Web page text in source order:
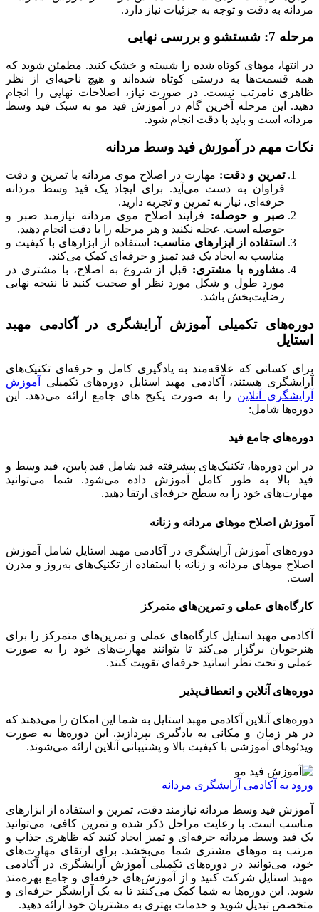
مردانه به دقت و توجه به جزئیات نیاز دارد.
مرحله 7: شستشو و بررسی نهایی
در انتها، موهای کوتاه شده را شسته و خشک کنید. مطمئن شوید که
همه قسمت‌ها به درستی کوتاه شده‌اند و هیچ ناحیه‌ای از نظر
ظاهری نامرتب نیست. در صورت نیاز، اصلاحات نهایی را انجام
دهید. این مرحله آخرین گام در آموزش فید مو به سبک فید وسط
مردانه است و باید با دقت انجام شود.
نکات مهم در آموزش فید وسط مردانه
تمرین و دقت: مهارت در اصلاح موی مردانه با تمرین و دقت
فراوان به دست می‌آید. برای ایجاد یک فید وسط مردانه
حرفه‌ای، نیاز به تمرین و تجربه دارید.
صبر و حوصله: فرآیند اصلاح موی مردانه نیازمند صبر و
حوصله است. عجله نکنید و هر مرحله را با دقت انجام دهید.
استفاده از ابزارهای مناسب: استفاده از ابزارهای با کیفیت و
مناسب به ایجاد یک فید تمیز و حرفه‌ای کمک می‌کند.
مشاوره با مشتری: قبل از شروع به اصلاح، با مشتری در
مورد طول و شکل مورد نظر او صحبت کنید تا نتیجه نهایی
رضایت‌بخش باشد.
دوره‌های تکمیلی آموزش آرایشگری در آکادمی مهبد
استایل
برای کسانی که علاقه‌مند به یادگیری کامل و حرفه‌ای تکنیک‌های
آرایشگری هستند، آکادمی مهبد استایل دوره‌های تکمیلی
آموزش
آرایشگری آنلاین را به صورت پکیج های جامع ارائه می‌دهد. این
دوره‌ها شامل:
دوره‌های جامع فید
در این دوره‌ها، تکنیک‌های پیشرفته فید شامل فید پایین، فید وسط و
فید بالا به طور کامل آموزش داده می‌شود. شما می‌توانید
مهارت‌های خود را به سطح حرفه‌ای ارتقا دهید.
آموزش اصلاح موهای مردانه و زنانه
دوره‌های آموزش آرایشگری در آکادمی مهبد استایل شامل آموزش
اصلاح موهای مردانه و زنانه با استفاده از تکنیک‌های به‌روز و مدرن
است.
کارگاه‌های عملی و تمرین‌های متمرکز
آکادمی مهبد استایل کارگاه‌های عملی و تمرین‌های متمرکز را برای
هنرجویان برگزار می‌کند تا بتوانند مهارت‌های خود را به صورت
عملی و تحت نظر اساتید حرفه‌ای تقویت کنند.
دوره‌های آنلاین و انعطاف‌پذیر
دوره‌های آنلاین آکادمی مهبد استایل به شما این امکان را می‌دهند که
در هر زمان و مکانی به یادگیری بپردازید. این دوره‌ها به صورت
ویدئوهای آموزشی با کیفیت بالا و پشتیبانی آنلاین ارائه می‌شوند.
ورود به آکادمی آرایشگری مردانه
آموزش فید وسط مردانه نیازمند دقت، تمرین و استفاده از ابزارهای
مناسب است. با رعایت مراحل ذکر شده و تمرین کافی، می‌توانید
یک فید وسط مردانه حرفه‌ای و تمیز ایجاد کنید که ظاهری جذاب و
مرتب به موهای مشتری شما می‌بخشد. برای ارتقای مهارت‌های
خود، می‌توانید در دوره‌های تکمیلی آموزش آرایشگری در آکادمی
مهبد استایل شرکت کنید و از آموزش‌های حرفه‌ای و جامع بهره‌مند
شوید. این دوره‌ها به شما کمک می‌کنند تا به یک آرایشگر حرفه‌ای و
متخصص تبدیل شوید و خدمات بهتری به مشتریان خود ارائه دهید.